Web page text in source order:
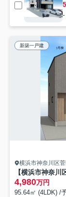
新築一戸建
横浜市神奈川区
4,980万円
95.64㎡ (4LDK) /